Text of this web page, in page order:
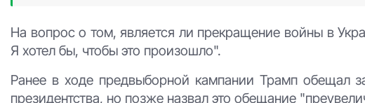
На вопрос о том, является ли прекращение войны в
Я хотел бы, чтобы это произошло".
Ранее в ходе предвыборной кампании Трамп обещал
президентства, но позже назвал это обещание